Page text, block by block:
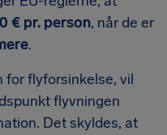
€ pr. person, når de er
.
flyforsinkelse, vil
flyvningen
Det skyldes, at